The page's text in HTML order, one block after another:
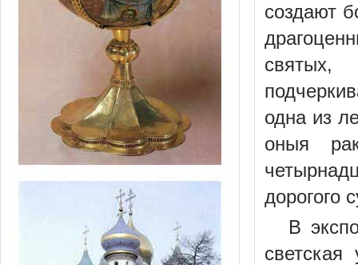
создают
одна из
оныя
дорогого
В